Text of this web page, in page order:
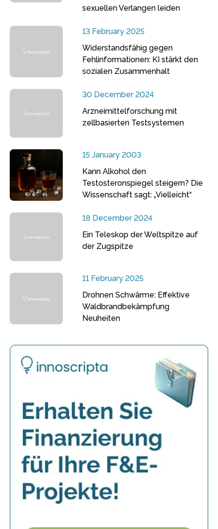
sexuellen Verlangen leiden
13 February 2025
Widerstandsfähig gegen
Fehlinformationen: KI stärkt den
sozialen Zusammenhalt
30 December 2024
Arzneimittelforschung mit
zellbasierten Testsystemen
15 January 2003
Kann Alkohol den
Testosteronspiegel steigern? Die
Wissenschaft sagt: „Vielleicht“
18 December 2024
Ein Teleskop der Weltspitze auf
der Zugspitze
11 February 2025
Drohnen Schwärme: Effektive
Waldbrandbekämpfung
Neuheiten